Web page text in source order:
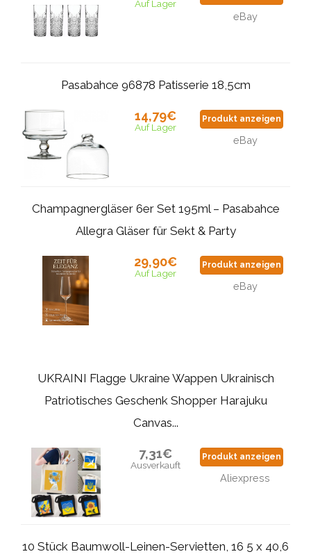
Auf Lager
eBay
Pasabahce 96878 Patisserie 18,5cm
14,79€
Auf Lager
Produkt anzeigen
eBay
Champagnergläser 6er Set 195ml – Pasabahce
Allegra Gläser für Sekt & Party
29,90€
Auf Lager
Produkt anzeigen
eBay
UKRAINI Flagge Ukraine Wappen Ukrainisch
Patriotisches Geschenk Shopper Harajuku
Canvas...
7,31€
Ausverkauft
Produkt anzeigen
Aliexpress
10 Stück Baumwoll-Leinen-Servietten, 16 5 x 40,6